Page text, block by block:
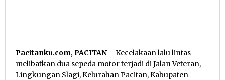
Pacitanku.com, PACITAN – Kecelakaan lalu lintas
melibatkan dua sepeda motor terjadi di Jalan Veteran,
Lingkungan Slagi, Kelurahan Pacitan, Kabupaten